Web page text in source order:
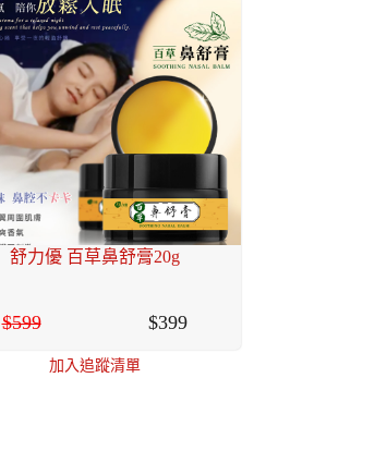
舒力優 百草鼻舒膏20g
599 399
加入追蹤清單